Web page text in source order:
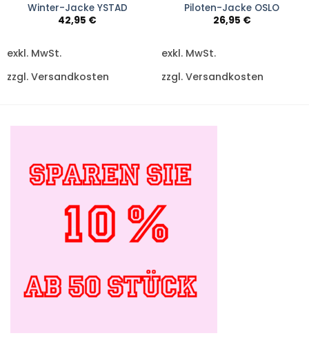
Winter-Jacke YSTAD
42,95 €
exkl. MwSt.
zzgl. Versandkosten
Piloten-Jacke OSLO
26,95 €
exkl. MwSt.
zzgl. Versandkosten